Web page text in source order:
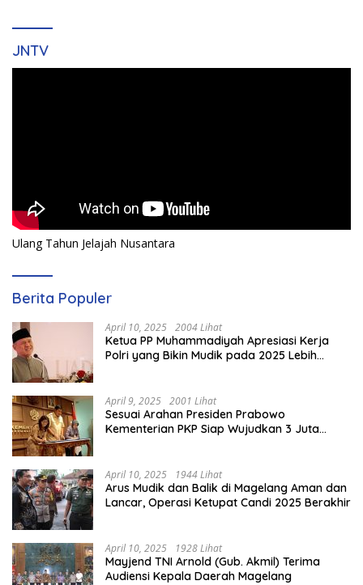
JNTV
Ulang Tahun Jelajah Nusantara
Berita Populer
April 10, 2025 2004 Lihat
Ketua PP Muhammadiyah Apresiasi Kerja
Polri yang Bikin Mudik pada 2025 Lebih
April 9, 2025 2001 Lihat
Sesuai Arahan Presiden Prabowo
Kementerian PKP Siap Wujudkan 3 Juta
April 10, 2025 1944 Lihat
Arus Mudik dan Balik di Magelang Aman dan
Lancar, Operasi Ketupat Candi 2025 Berakhir
April 10, 2025 1928 Lihat
Mayjend TNI Arnold (Gub. Akmil) Terima
Audiensi Kepala Daerah Magelang